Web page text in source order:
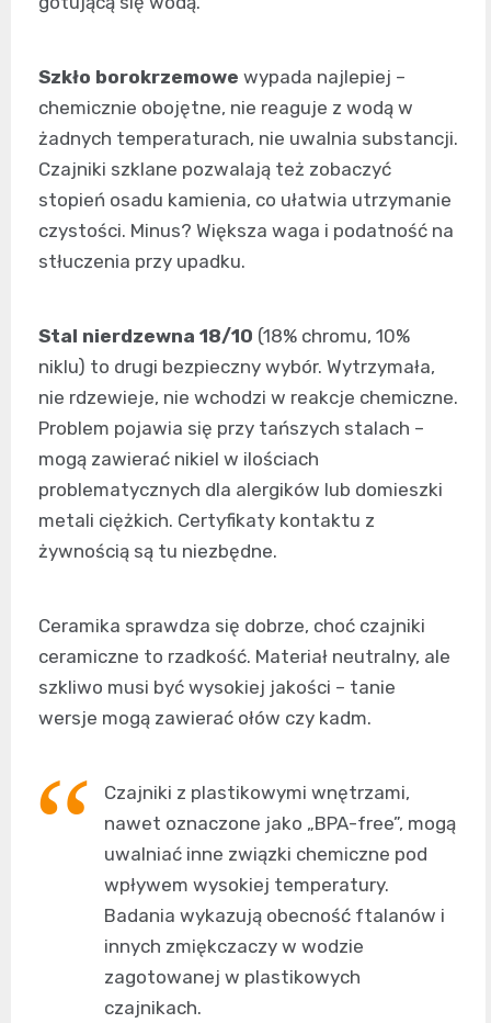
Szkło borokrzemowe wypada najlepiej –
chemicznie obojętne, nie reaguje z wodą w
żadnych temperaturach, nie uwalnia substancji.
Czajniki szklane pozwalają też zobaczyć
stopień osadu kamienia, co ułatwia utrzymanie
czystości. Minus? Większa waga i podatność na
stłuczenia przy upadku.
Stal nierdzewna 18/10 (18% chromu, 10%
niklu) to drugi bezpieczny wybór. Wytrzymała,
nie rdzewieje, nie wchodzi w reakcje chemiczne.
Problem pojawia się przy tańszych stalach –
mogą zawierać nikiel w ilościach
problematycznych dla alergików lub domieszki
metali ciężkich. Certyfikaty kontaktu z
żywnością są tu niezbędne.
Ceramika sprawdza się dobrze, choć czajniki
ceramiczne to rzadkość. Materiał neutralny, ale
szkliwo musi być wysokiej jakości – tanie
wersje mogą zawierać ołów czy kadm.
Czajniki z plastikowymi wnętrzami,
nawet oznaczone jako „BPA-free”, mogą
uwalniać inne związki chemiczne pod
wpływem wysokiej temperatury.
Badania wykazują obecność ftalanów i
innych zmiękczaczy w wodzie
zagotowanej w plastikowych
czajnikach.